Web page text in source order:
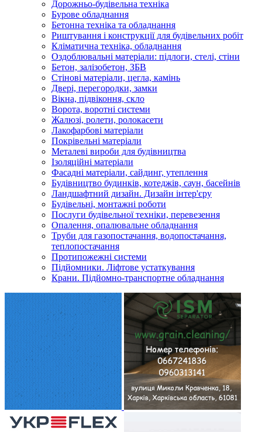
Дорожньо-будівельна техніка
Бурове обладнання
Бетонна техніка та обладнання
Риштування і конструкції для будівельних робіт
Кліматична техніка, обладнання
Оздоблювальні матеріали: підлоги, стелі, стіни
Бетон, залізобетон, ЗБВ
Стінові матеріали, цегла, камінь
Двері, перегородки, замки
Вікна, підвіконня, скло
Ворота, воротні системи
Жалюзі, ролети, ролокасети
Лакофарбові матеріали
Покрівельні матеріали
Металеві вироби для будівництва
Ізоляційні матеріали
Фасадні матеріали, сайдинг, утеплення
Будівництво будинків, котеджів, саун, басейнів
Ландшафтний дизайн. Дизайн інтер'єру
Будівельні, монтажні роботи
Послуги будівельної техніки, перевезення
Опалення, опалювальне обладнання
Труби для газопостачання, водопостачання,
теплопостачання
Протипожежні системи
Підйомники. Ліфтове устаткування
Крани. Підйомно-транспортне обладнання